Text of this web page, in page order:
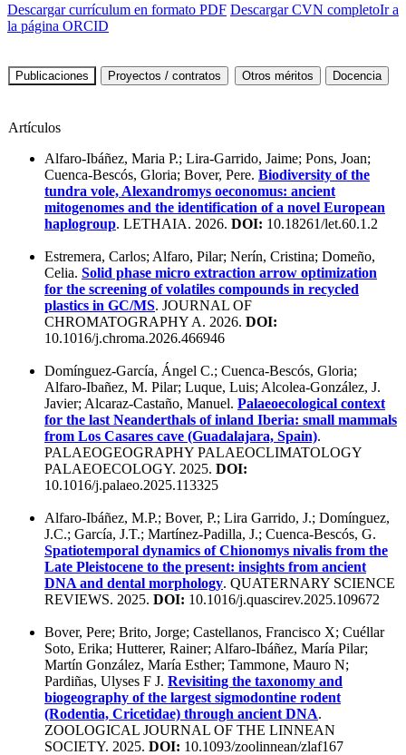
Descargar currículum en formato PDF Descargar CVN completoIr a
la página ORCID
Artículos
Alfaro-Ibáñez, Maria P.; Lira-Garrido, Jaime; Pons, Joan;
Cuenca-Bescós, Gloria; Bover, Pere. Biodiversity of the
tundra vole, Alexandromys oeconomus: ancient
mitogenomes and the identification of a novel European
haplogroup. LETHAIA. 2026. DOI: 10.18261/let.60.1.2
Estremera, Carlos; Alfaro, Pilar; Nerín, Cristina; Domeño,
Celia. Solid phase micro extraction arrow optimization
for the screening of volatiles compounds in recycled
plastics in GC/MS. JOURNAL OF
CHROMATOGRAPHY A. 2026. DOI:
10.1016/j.chroma.2026.466946
Domínguez-García, Ángel C.; Cuenca-Bescós, Gloria;
Alfaro-Ibañez, M. Pilar; Luque, Luis; Alcolea-González, J.
Javier; Alcaraz-Castaño, Manuel. Palaeoecological context
for the last Neanderthals of inland Iberia: small mammals
from Los Casares cave (Guadalajara, Spain).
PALAEOGEOGRAPHY PALAEOCLIMATOLOGY
PALAEOECOLOGY. 2025. DOI:
10.1016/j.palaeo.2025.113325
Alfaro-Ibáñez, M.P.; Bover, P.; Lira Garrido, J.; Domínguez,
J.C.; García, J.T.; Martínez-Padilla, J.; Cuenca-Bescós, G.
Spatiotemporal dynamics of Chionomys nivalis from the
Late Pleistocene to the present: insights from ancient
DNA and dental morphology. QUATERNARY SCIENCE
REVIEWS. 2025. DOI: 10.1016/j.quascirev.2025.109672
Bover, Pere; Brito, Jorge; Castellanos, Francisco X; Cuéllar
Soto, Erika; Hutterer, Rainer; Alfaro-Ibáñez, María Pilar;
Martín González, María Esther; Tammone, Mauro N;
Pardiñas, Ulyses F J. Revisiting the taxonomy and
biogeography of the largest sigmodontine rodent
(Rodentia, Cricetidae) through ancient DNA.
ZOOLOGICAL JOURNAL OF THE LINNEAN
SOCIETY. 2025. DOI: 10.1093/zoolinnean/zlaf167